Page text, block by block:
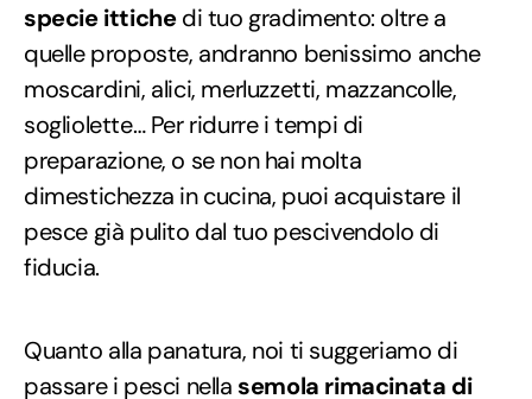
specie ittichedi tuo gradimento: oltre a
quelle proposte, andranno benissimo anche
moscardini, alici, merluzzetti, mazzancolle,
sogliolette… Per ridurre i tempi di
preparazione, o se non hai molta
dimestichezza in cucina, puoi acquistare il
pesce già pulito dal tuo pescivendolo di
fiducia.
Quanto alla panatura, noi ti suggeriamo di
passare i pesci nella semola rimacinata di